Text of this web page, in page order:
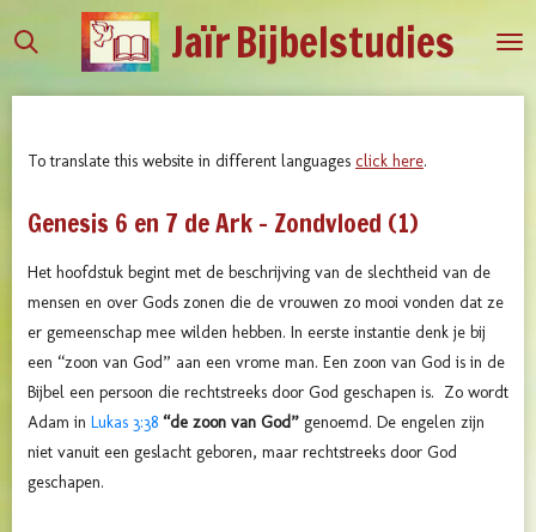
direct
JaïrBijbelstudies
To translate this website in different languages click here.
Genesis 6 en 7 de Ark - Zondvloed (1)
Het hoofdstuk begint met de beschrijving van de slechtheid van de
mensen en over Gods zonen die de vrouwen zo mooi vonden dat ze
er gemeenschap mee wilden hebben. In eerste instantie denk je bij
een “zoon van God” aan een vrome man. Een zoon van God is in de
Bijbel een persoon die rechtstreeks door God geschapen is. Zo wordt
Adam in Lukas 3:38 “de zoon van God” genoemd. De engelen zijn
niet vanuit een geslacht geboren, maar rechtstreeks door God
geschapen.